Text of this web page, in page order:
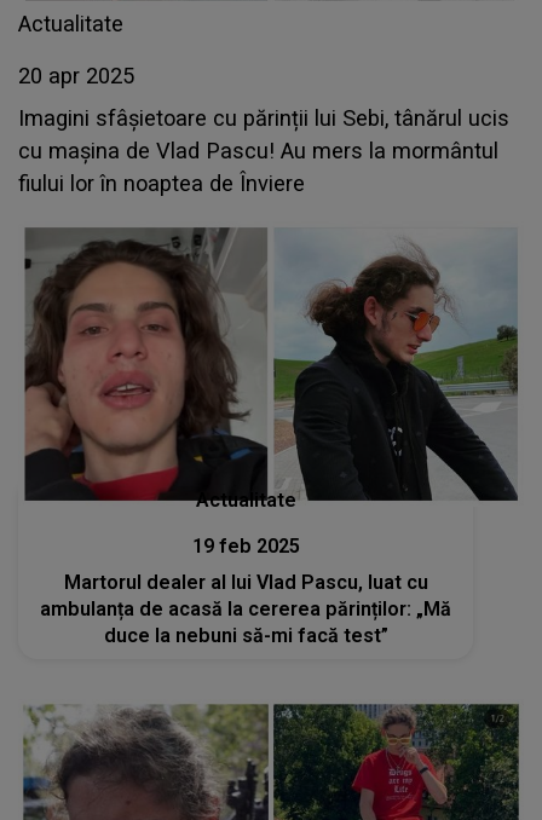
Actualitate
20 apr 2025
Imagini sfâșietoare cu părinții lui Sebi, tânărul ucis
cu mașina de Vlad Pascu! Au mers la mormântul
fiului lor în noaptea de Înviere
Actualitate
19 feb 2025
Martorul dealer al lui Vlad Pascu, luat cu
ambulanța de acasă la cererea părinților: „Mă
duce la nebuni să-mi facă test”